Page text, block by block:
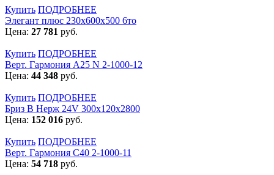
Купить ПОДРОБНЕЕ
Элегант плюс 230x600x500 6то
Цена: 27 781 руб.
Купить ПОДРОБНЕЕ
Верт. Гармония А25 N 2-1000-12
Цена: 44 348 руб.
Купить ПОДРОБНЕЕ
Бриз В Нерж 24V 300x120x2800
Цена: 152 016 руб.
Купить ПОДРОБНЕЕ
Верт. Гармония С40 2-1000-11
Цена: 54 718 руб.